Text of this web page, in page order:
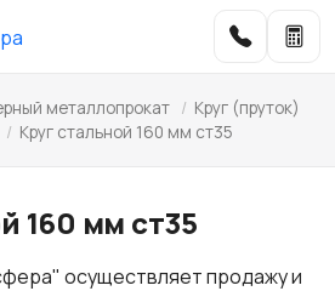
металлопрокат / Круг (пруток)
/ Круг стальной 160 мм ст35
160 мм ст35
осуществляет продажу и